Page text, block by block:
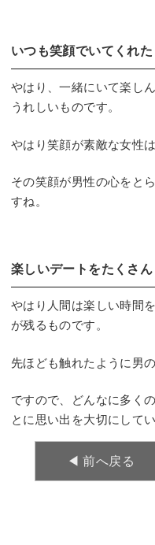
いつも笑顔でいてくれた
やはり、一緒にいて楽し
うれしいものです。
やはり笑顔が素敵な女性
その笑顔が男性の心をと
すね。
楽しいデートをたくさん
やはり人間は楽しい時間
が残るものです。
先ほども触れたように男
ですので、どんなに多く
とに思い出を大切にしてい
◀︎ 前へ戻る